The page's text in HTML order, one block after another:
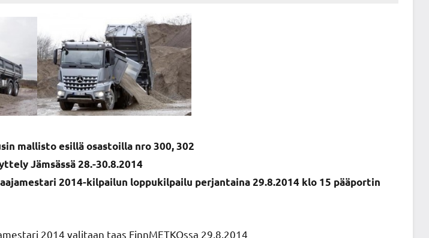
mallisto esillä osastoilla nro 300, 302
Jämsässä 28.-30.8.2014
2014-kilpailun loppukilpailu perjantaina 29.8.2014 klo 15 pääportin
2014 valitaan taas FinnMETKOssa 29.8.2014